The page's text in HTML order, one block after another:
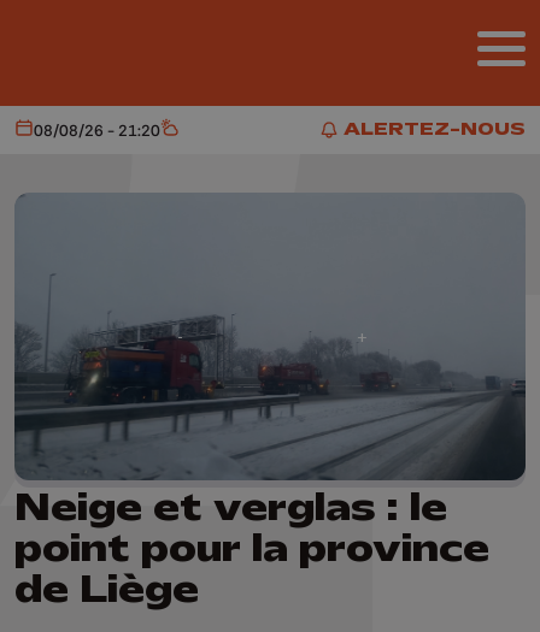
ALERTEZ-NOUS
ALERTEZ-NOUS
Aujourd'hui
08/08/26 - 21:20 Météo
Neige et verglas : le
point pour la province
de Liège